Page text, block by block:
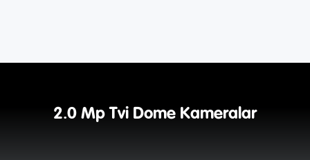
2.0 Mp Tvi Dome Kameralar